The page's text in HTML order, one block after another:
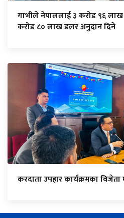
गाभीले नेपाललाई ३ करोड ९६
करोड ८० लाख डलर अनुदान दिने
करदाता उपहार कार्यक्रमका